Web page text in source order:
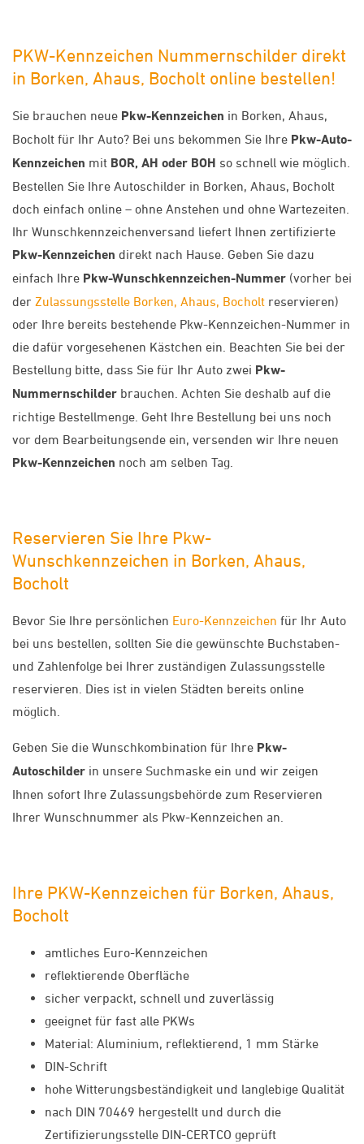
PKW-Kennzeichen Nummernschilder direkt
in Borken, Ahaus, Bocholt online bestellen!
Sie brauchen neue Pkw-Kennzeichen in Borken, Ahaus,
Bocholt für Ihr Auto? Bei uns bekommen Sie Ihre Pkw-Auto-
Kennzeichen mit BOR, AH oder BOH so schnell wie möglich.
Bestellen Sie Ihre Autoschilder in Borken, Ahaus, Bocholt
doch einfach online – ohne Anstehen und ohne Wartezeiten.
Ihr Wunschkennzeichenversand liefert Ihnen zertifizierte
Pkw-Kennzeichen direkt nach Hause. Geben Sie dazu
einfach Ihre Pkw-Wunschkennzeichen-Nummer (vorher bei
der Zulassungsstelle Borken, Ahaus, Bocholt reservieren)
oder Ihre bereits bestehende Pkw-Kennzeichen-Nummer in
die dafür vorgesehenen Kästchen ein. Beachten Sie bei der
Bestellung bitte, dass Sie für Ihr Auto zwei Pkw-
Nummernschilder brauchen. Achten Sie deshalb auf die
richtige Bestellmenge. Geht Ihre Bestellung bei uns noch
vor dem Bearbeitungsende ein, versenden wir Ihre neuen
Pkw-Kennzeichen noch am selben Tag.
Reservieren Sie Ihre Pkw-
Wunschkennzeichen in Borken, Ahaus,
Bocholt
Bevor Sie Ihre persönlichen Euro-Kennzeichen für Ihr Auto
bei uns bestellen, sollten Sie die gewünschte Buchstaben-
und Zahlenfolge bei Ihrer zuständigen Zulassungsstelle
reservieren. Dies ist in vielen Städten bereits online
möglich.
Geben Sie die Wunschkombination für Ihre Pkw-
Autoschilder in unsere Suchmaske ein und wir zeigen
Ihnen sofort Ihre Zulassungsbehörde zum Reservieren
Ihrer Wunschnummer als Pkw-Kennzeichen an.
Ihre PKW-Kennzeichen für Borken, Ahaus,
Bocholt
amtliches Euro-Kennzeichen
reflektierende Oberfläche
sicher verpackt, schnell und zuverlässig
geeignet für fast alle PKWs
Material: Aluminium, reflektierend, 1 mm Stärke
DIN-Schrift
hohe Witterungsbeständigkeit und langlebige Qualität
nach DIN 70469 hergestellt und durch die
Zertifizierungsstelle DIN-CERTCO geprüft